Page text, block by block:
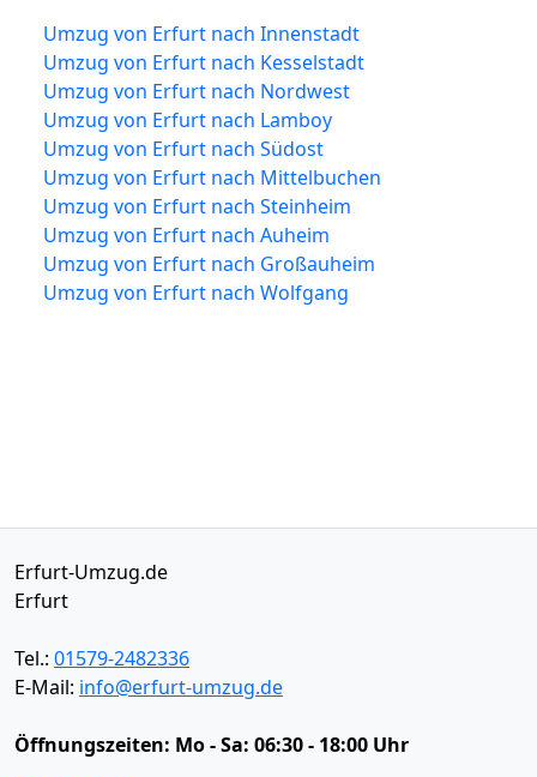
Umzug von Erfurt nach Innenstadt
Umzug von Erfurt nach Kesselstadt
Umzug von Erfurt nach Nordwest
Umzug von Erfurt nach Lamboy
Umzug von Erfurt nach Südost
Umzug von Erfurt nach Mittelbuchen
Umzug von Erfurt nach Steinheim
Umzug von Erfurt nach Auheim
Umzug von Erfurt nach Großauheim
Umzug von Erfurt nach Wolfgang
Erfurt-Umzug.de
Erfurt
Tel.: 01579-2482336
E-Mail: info@erfurt-umzug.de
Öffnungszeiten: Mo - Sa: 06:30 - 18:00 Uhr